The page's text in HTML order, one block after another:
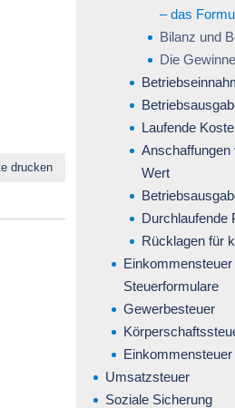
drucken
– das
Bilanz und
Die
Laufende
Anschaffungen
Wert
Durchlaufende
Rücklagen für
Einkommensteuer
Steuerformulare
Gewerbesteuer
Umsatzsteuer
Soziale Sicherung